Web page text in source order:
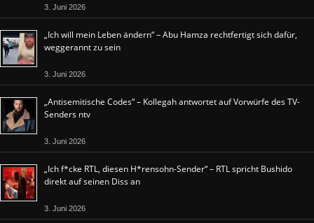
3. Juni 2026
„Ich will mein Leben ändern“ – Abu Hamza rechtfertigt sich dafür,
weggerannt zu sein
3. Juni 2026
„Antisemitische Codes“ – Kollegah antwortet auf Vorwürfe des TV-
Senders ntv
3. Juni 2026
„Ich f*cke RTL, diesen H*rensohn-Sender“ – RTL spricht Bushido
direkt auf seinen Diss an
3. Juni 2026